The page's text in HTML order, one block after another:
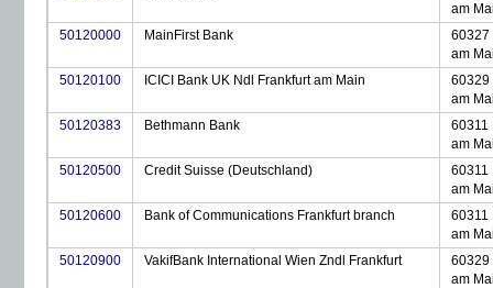
am
50120000
MainFirst Bank
60327
am
50120100
ICICI Bank UK Ndl Frankfurt am Main
60329
am
50120383
Bethmann Bank
60311
am
50120500
Credit Suisse (Deutschland)
60311
am
50120600
Bank of Communications Frankfurt branch
60311
am
50120900
VakifBank International Wien Zndl Frankfurt
60329
am